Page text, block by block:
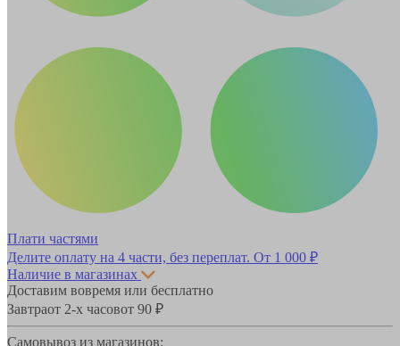
Плати частями
Делите оплату на 4 части, без переплат. От 1 000 ₽
Наличие в магазинах
Доставим вовремя или бесплатно
Завтраот 2-х часовот 90 ₽
Самовывоз из магазинов: